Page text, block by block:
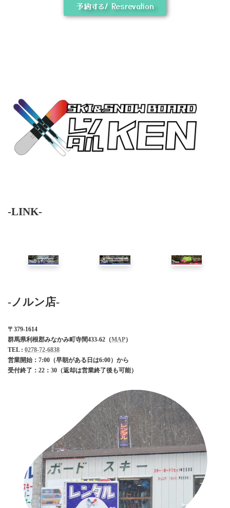
予約する/ Resrevation
-LINK-
-ノルン店-
〒379-1614
群馬県利根郡みなかみ町寺間433-62（MAP）
TEL : 0278-72-6838
営業開始：7:00（早朝がある日は6:00）から
受付終了： 22：30 （返却は営業終了後も可能）